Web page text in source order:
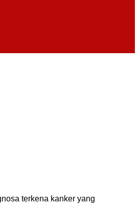
terkena kanker yang